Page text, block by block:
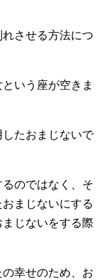
させる方法につ
いう座が空きま
たおまじないで
のではなく、そ
まじないにする
じないをする際
幸せのため、お